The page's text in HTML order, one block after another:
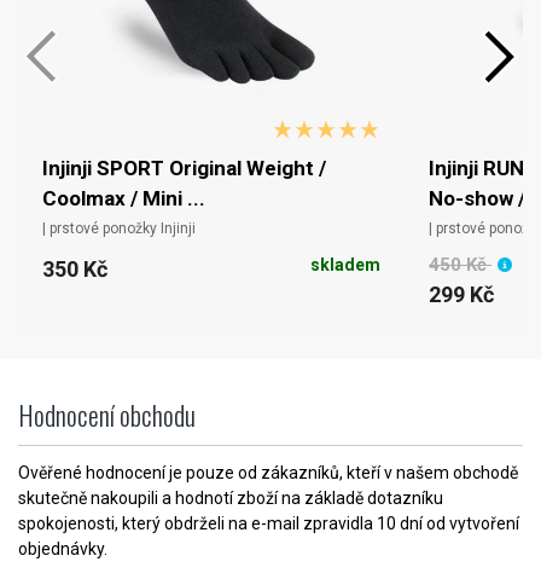
Injinji SPORT Original Weight /
Coolmax / Mini ...
| prstové ponožky Injinji
350 Kč skladem
Injinji RUN
No-show /
| prstové
450 Kč
299 Kč
Hodnocení obchodu
Ověřené hodnocení je pouze od zákazníků, kteří v našem obchodě
skutečně nakoupili a hodnotí zboží na základě dotazníku
spokojenosti, který obdrželi na e-mail zpravidla 10 dní od vytvoření
objednávky.